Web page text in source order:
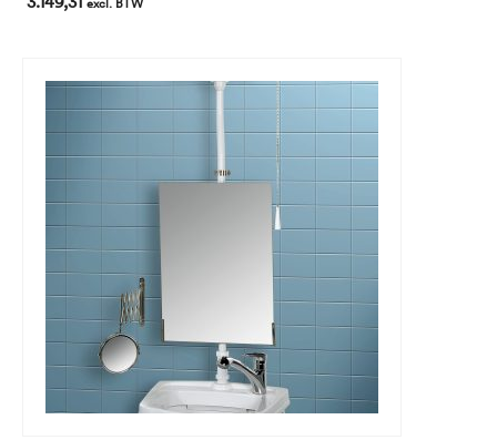
SMALL en CURVE/CURVE ll wastafels